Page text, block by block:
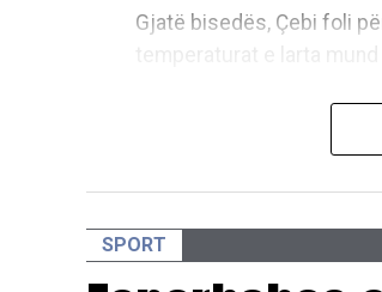
Gjatë bisedës, Çebi foli
“Ngrohja globale po
Më pas, kryetari i
SPORT